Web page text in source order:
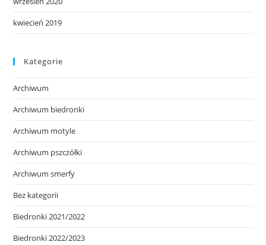
kwiecień 2019
Kategorie
Archiwum
Archiwum biedronki
Archiwum motyle
Archiwum pszczółki
Archiwum smerfy
Bez kategorii
Biedronki 2021/2022
Biedronki 2022/2023